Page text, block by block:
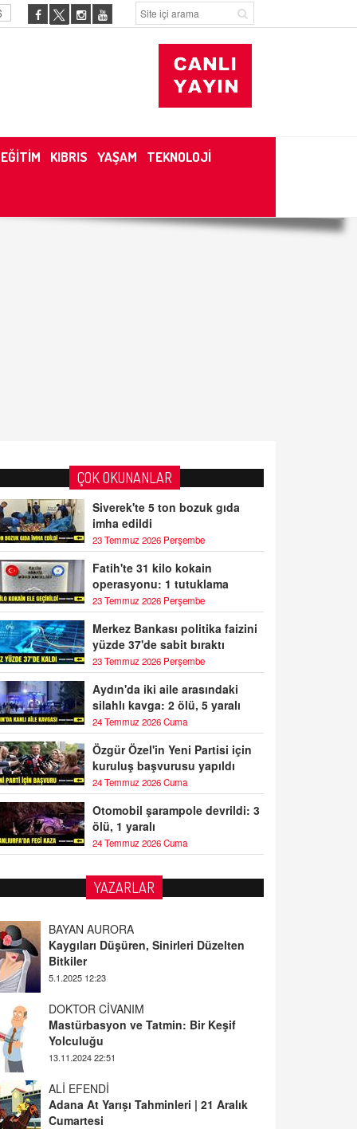
EĞİTİM KIBRIS YAŞAM TEKNOLOJİ
ÇOK OKUNANLAR
Siverek'te 5 ton bozuk gıda
imha edildi
23 Temmuz 2026 Perşembe
Fatih'te 31 kilo kokain
operasyonu: 1 tutuklama
23 Temmuz 2026 Perşembe
Merkez Bankası politika faizini
yüzde 37'de sabit bıraktı
23 Temmuz 2026 Perşembe
Aydın'da iki aile arasındaki
silahlı kavga: 2 ölü, 5 yaralı
24 Temmuz 2026 Cuma
Özgür Özel'in Yeni Partisi için
kuruluş başvurusu yapıldı
24 Temmuz 2026 Cuma
Otomobil şarampole devrildi: 3
ölü, 1 yaralı
24 Temmuz 2026 Cuma
YAZARLAR
BAYAN AURORA
Kaygıları Düşüren, Sinirleri Düzelten
Bitkiler
5.1.2025 12:23
DOKTOR CİVANIM
Mastürbasyon ve Tatmin: Bir Keşif
Yolculuğu
13.11.2024 22:51
ALİ EFENDİ
Adana At Yarışı Tahminleri | 21 Aralık
Cumartesi